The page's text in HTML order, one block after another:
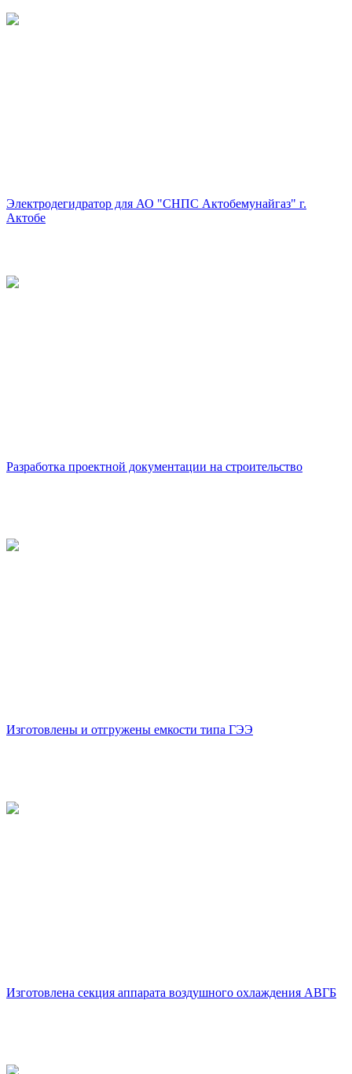
Электродегидратор для АО "СНПС Актобемунайгаз" г.
Актобе
Разработка проектной документации на строительство
Изготовлены и отгружены емкости типа ГЭЭ
Изготовлена секция аппарата воздушного охлаждения АВГБ